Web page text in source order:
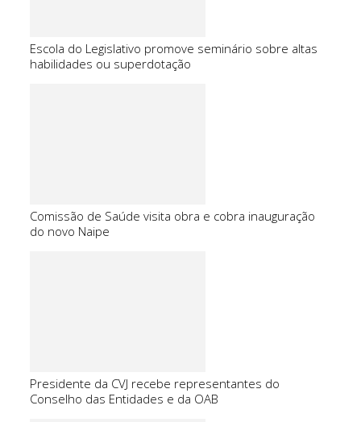
Escola do Legislativo promove seminário sobre altas
habilidades ou superdotação
Comissão de Saúde visita obra e cobra inauguração
do novo Naipe
Presidente da CVJ recebe representantes do
Conselho das Entidades e da OAB